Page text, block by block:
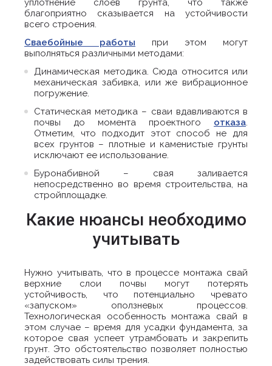
уплотнение слоев грунта, что также
благоприятно сказывается на устойчивости
всего строения.
Сваебойные работы
при этом могут
выполняться различными методами:
Динамическая методика. Сюда относится или
механическая забивка, или же вибрационное
погружение.
Статическая методика – сваи вдавливаются в
почвы до момента проектного
отказа.
Отметим, что подходит этот способ не для
всех грунтов – плотные и каменистые грунты
исключают ее использование.
Буронабивной – свая заливается
непосредственно во время строительства, на
стройплощадке.
Какие нюансы необходимо
учитывать
Нужно учитывать, что в процессе монтажа свай
верхние слои почвы могут потерять
устойчивость, что потенциально чревато
«запуском» оползневых процессов.
Технологическая особенность монтажа свай в
этом случае – время для усадки фундамента, за
которое свая успеет утрамбовать и закрепить
грунт. Это обстоятельство позволяет полностью
задействовать силы трения.